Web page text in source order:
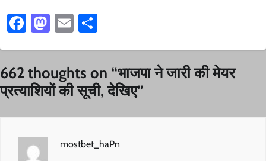
Facebook
Mastodon
Email
662 thoughts on “भाजपा ने जारी की मेयर
प्रत्याशियों की सूची, देखिए”
mostbet_haPn